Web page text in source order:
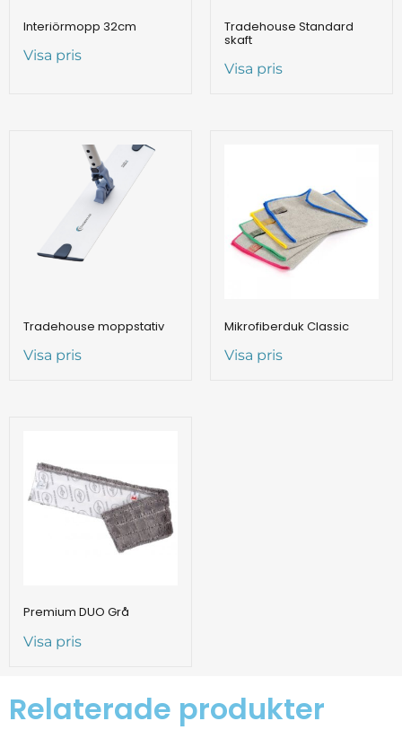
Interiörmopp 32cm
Visa pris
Tradehouse Standard
skaft
Visa pris
Tradehouse moppstativ
Visa pris
Mikrofiberduk Classic
Visa pris
Premium DUO Grå
Visa pris
Relaterade produkter